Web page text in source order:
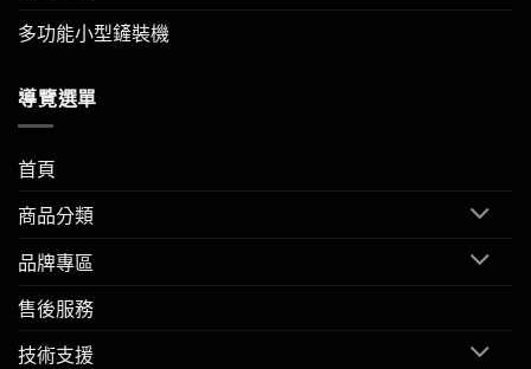
多功能小型鏟裝機
導覽選單
首頁
商品分類
品牌專區
售後服務
技術支援